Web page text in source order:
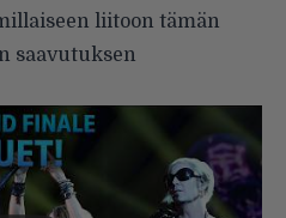
liitoon tämän
saavutuksen